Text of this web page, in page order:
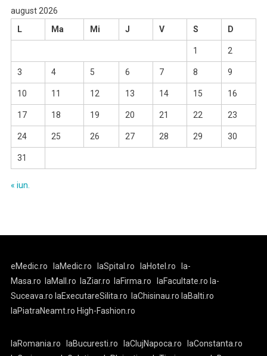
august 2026
L
Ma Mi J V S D
1 2
3 4 5 6 7 8 9
10 11 12 13 14 15 16
17 18 19 20 21 22 23
24 25 26 27 28 29 30
31
« iun.
eMedic.ro laMedic.ro laSpital.ro laHotel.ro
la-
Masa.ro
laMall.ro laZiar.ro laFirma.ro laFacultate.ro la-
Suceava.ro laExecutareSilita.ro laChisinau.ro laBalti.ro
laPiatraNeamt.ro High-Fashion.ro
laRomania.ro laBucuresti.ro laClujNapoca.ro
laConstanta.ro